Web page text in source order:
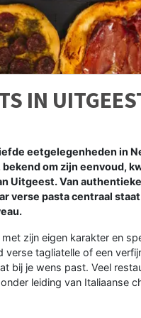
IN
eetgelegenheden in
om zijn eenvoud,
Uitgeest. Van
pasta centraal staat
zijn eigen karakter en
tagliatelle of een
bij je wens past. Veel
leiding van Italiaanse